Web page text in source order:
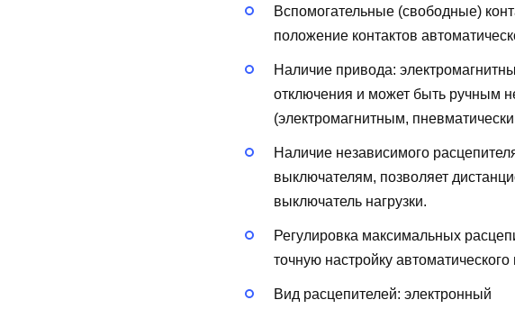
Вспомогательные (свободные)
положение контактов
Наличие привода:
отключения и может быть ручным
(электромагнитным,
Наличие независимого
выключателям, позволяет
выключатель нагрузки.
Регулировка максимальных
точную настройку
Вид расцепителей: электронный